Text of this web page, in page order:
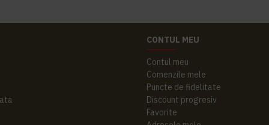
CONTUL MEU
Contul meu
Comenzile mele
Puncte de fidelitate
Discount progresiv
Favorite